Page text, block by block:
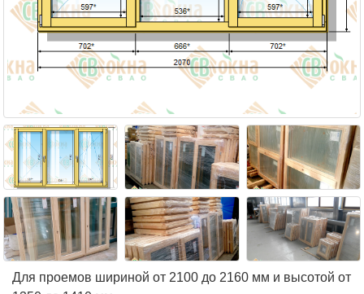
Для проемов шириной от 2100 до 2160 мм и высотой от